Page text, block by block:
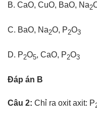
B. CaO, CuO, BaO, Na2
C. BaO, Na2O, P2O3
D. P2O5, CaO, P2O3
Đáp án B
Câu 2: Chỉ ra oxit axit: P